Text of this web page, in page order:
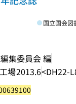
集委員会 編
場2013.6<DH22-
国立国会図